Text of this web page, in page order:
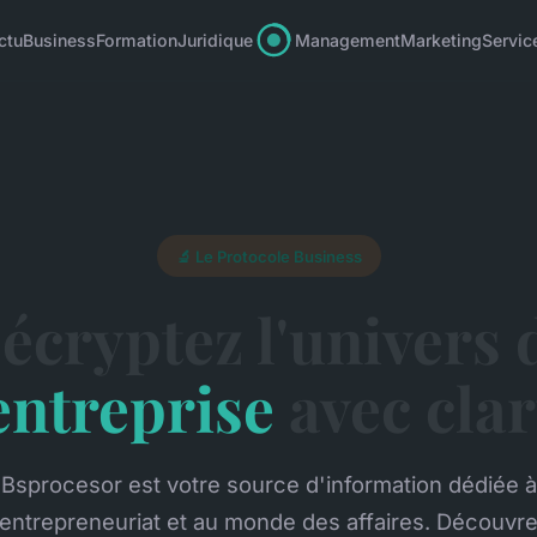
BusinessFormationJuridique ManagementMarketing
🔬 Le Protocole Business
Bsprocesor est votre source d'information dédiée à
et au monde des affaires.